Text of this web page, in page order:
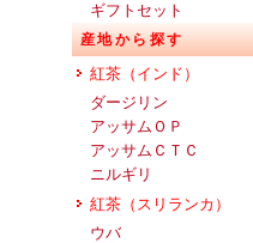
ギフトセット
産地から探す
紅茶（インド）
ダージリン
アッサムＯＰ
アッサムＣＴＣ
ニルギリ
紅茶（スリランカ）
ウバ